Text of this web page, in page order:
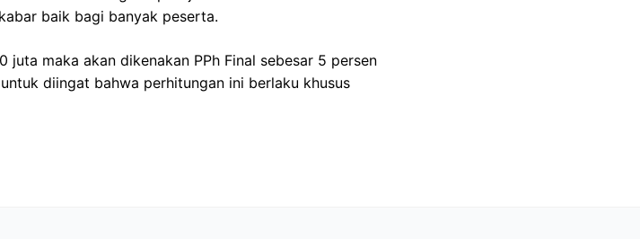
baik bagi banyak peserta.
juta maka akan dikenakan PPh Final sebesar 5 persen
diingat bahwa perhitungan ini berlaku khusus